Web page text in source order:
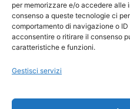
per memorizzare e/o accedere alle
consenso a queste tecnologie ci
comportamento di navigazione o
acconsentire o ritirare il consenso
caratteristiche e funzioni.
Gestisci servizi
Ora Esatta in Italia in
Ti Senti Strano
la Risonanza di
Come Sapere Se Stai